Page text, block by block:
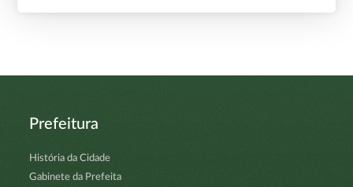
Prefeitura
História da Cidade
Gabinete da Prefeita